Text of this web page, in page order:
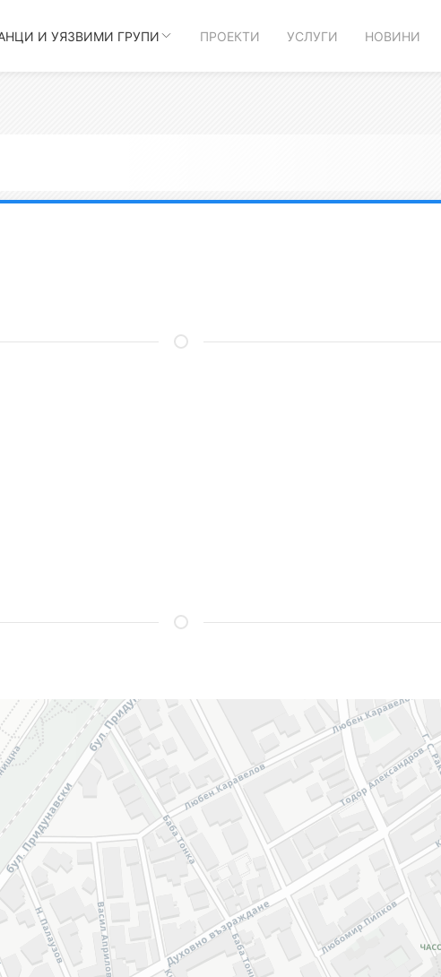
И УЯЗВИМИ ГРУПИ ПРОЕКТИ УСЛУГИ НОВИНИ